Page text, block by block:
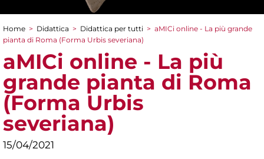
Tu sei qui
Home > Didattica > Didattica per tutti > aMICi online - La più grande
pianta di Roma (Forma Urbis severiana)
aMICi online - La più
grande pianta di Roma
(Forma Urbis
severiana)
15/04/2021